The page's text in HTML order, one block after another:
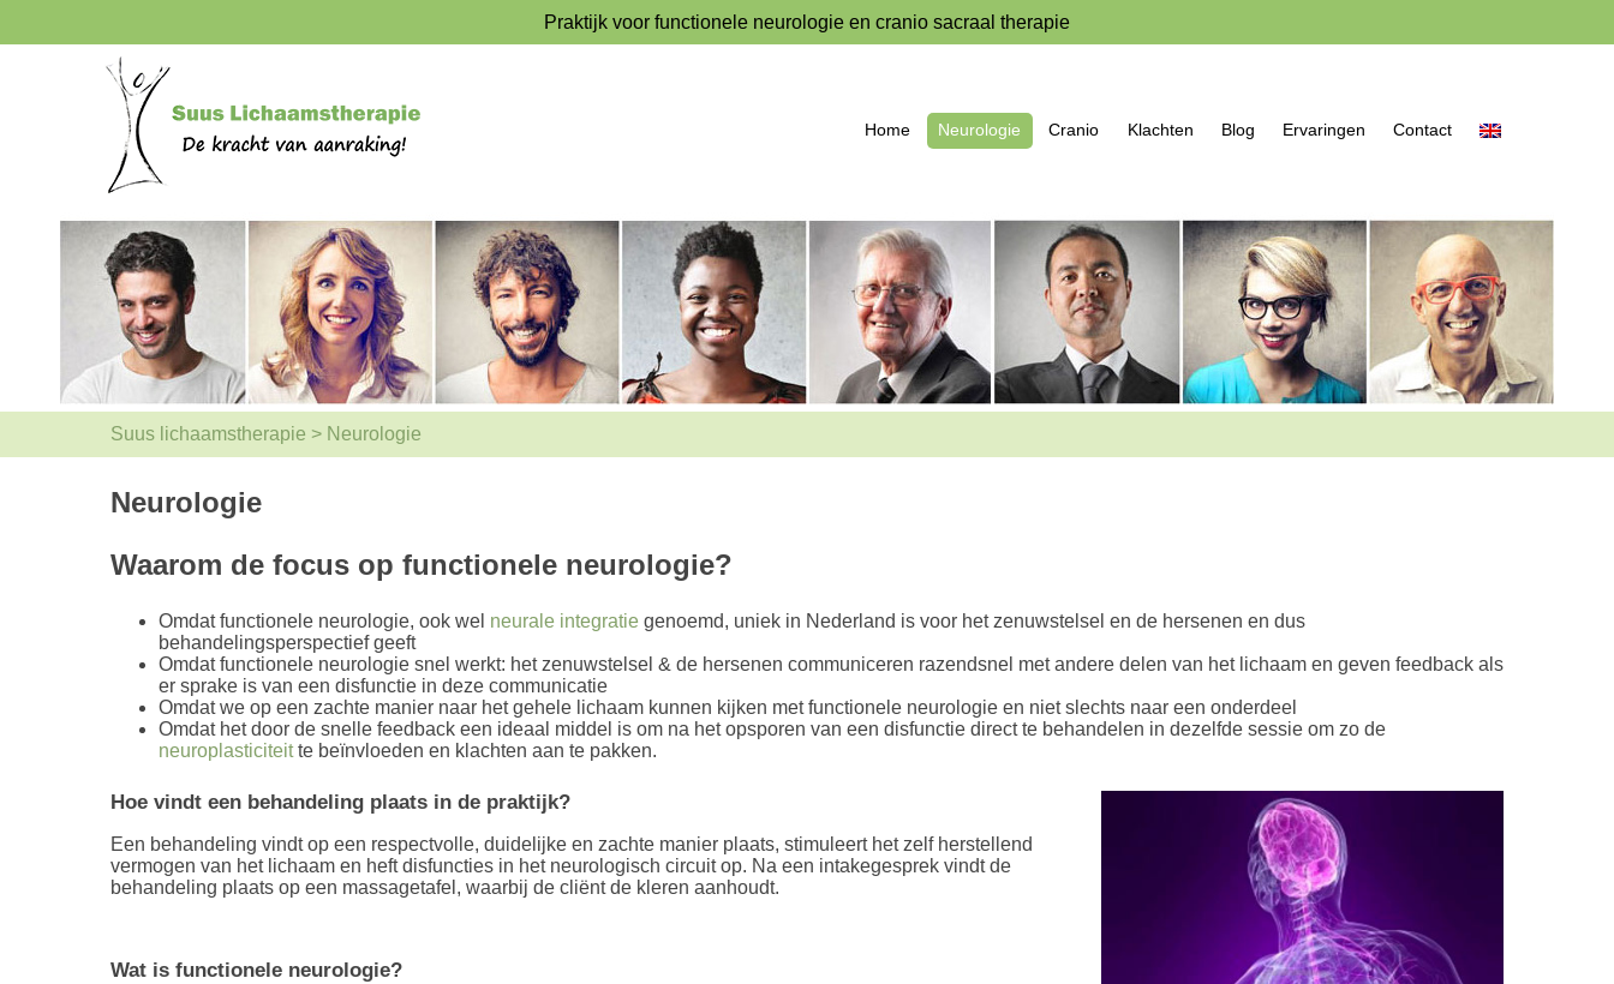
Praktijk voor functionele neurologie en cranio sacraal therapie
Home Neurologie Cranio Klachten Blog Ervaringen Contact
Suus lichaamstherapie > Neurologie
Neurologie
Waarom de focus op functionele neurologie?
Omdat functionele neurologie, ook wel neurale integratie genoemd, uniek in Nederland is voor het zenuwstelsel en de hersenen en dus
behandelingsperspectief geeft
Omdat functionele neurologie snel werkt: het zenuwstelsel & de hersenen communiceren razendsnel met andere delen van het lichaam en geven feedback als
er sprake is van een disfunctie in deze communicatie
Omdat we op een zachte manier naar het gehele lichaam kunnen kijken met functionele neurologie en niet slechts naar een onderdeel
Omdat het door de snelle feedback een ideaal middel is om na het opsporen van een disfunctie direct te behandelen in dezelfde sessie om zo de
neuroplasticiteitte beïnvloeden en klachten aan te pakken.
Hoe vindt een behandeling plaats in de praktijk?
Een behandeling vindt op een respectvolle, duidelijke en zachte manier plaats, stimuleert het zelf herstellend
vermogen van het lichaam en heft disfuncties in het neurologisch circuit op. Na een intakegesprek vindt de
behandeling plaats op een massagetafel, waarbij de cliënt de kleren aanhoudt.
Wat is functionele neurologie?